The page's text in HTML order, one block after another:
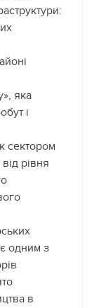
яка
і
сектором
рівня
одним з
в